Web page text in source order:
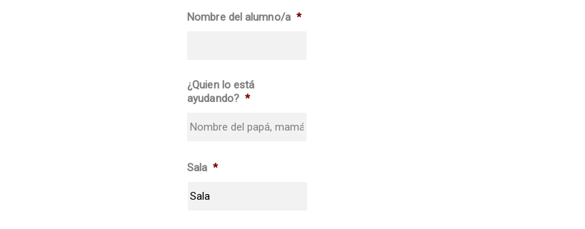
Nombre del alumno/a *
¿Quien lo está
ayudando? *
Sala *